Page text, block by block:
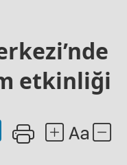
etkinliği